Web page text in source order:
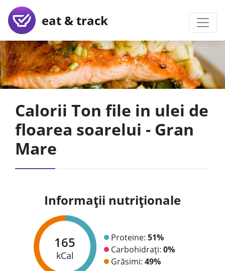
eat & track
Calorii Ton file in ulei de
floarea soarelui - Gran
Mare
Informații nutriționale
165
kCal
Proteine: 51%
Carbohidrați: 0%
Grăsimi: 49%